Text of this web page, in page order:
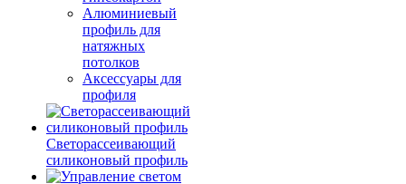
Алюминиевый
профиль для
натяжных
потолков
Аксессуары для
профиля
Светорассеивающий
силиконовый профиль